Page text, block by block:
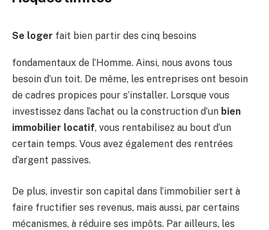
Se loger fait bien partir des cinq besoins
fondamentaux de l’Homme. Ainsi, nous avons tous
besoin d’un toit. De même, les entreprises ont besoin
de cadres propices pour s’installer. Lorsque vous
investissez dans l’achat ou la construction d’un bien
immobilier locatif, vous rentabilisez au bout d’un
certain temps. Vous avez également des rentrées
d’argent passives.
De plus, investir son capital dans l’immobilier sert à
faire fructifier ses revenus, mais aussi, par certains
mécanismes, à réduire ses impôts. Par ailleurs, les